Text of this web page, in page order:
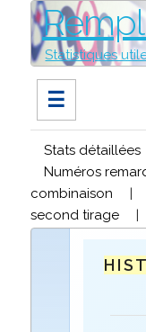
Statistiques
☰
Stats détaillées
Numéros
combinaison
|
second tirage
|
H I S